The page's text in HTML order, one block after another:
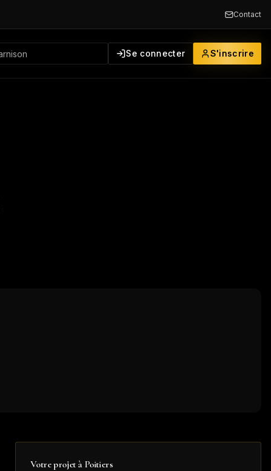
Contact
Se connecter S'inscrire
Votre projet à Poitiers